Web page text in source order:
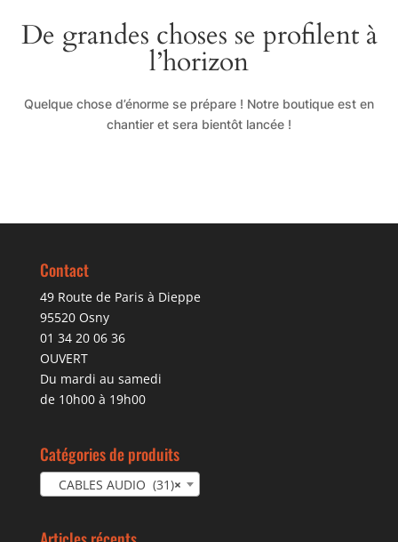
De grandes choses se profilent à
l’horizon
Quelque chose d’énorme se prépare ! Notre boutique est en
chantier et sera bientôt lancée !
Contact
49 Route de Paris à Dieppe
95520 Osny
01 34 20 06 36
OUVERT
Du mardi au samedi
de 10h00 à 19h00
Catégories de produits
×
CABLES AUDIO (31)